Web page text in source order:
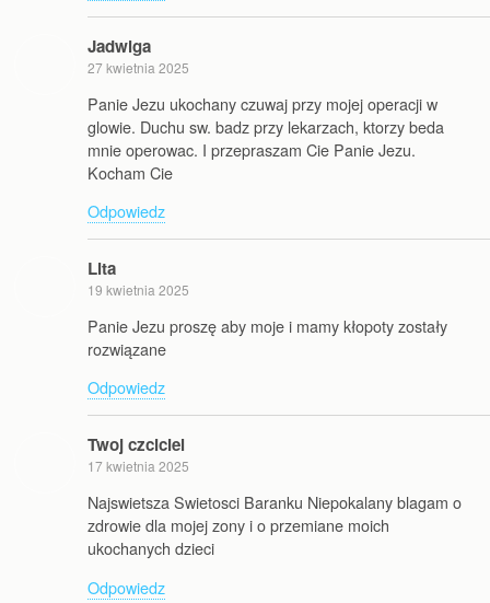
Jadwiga
27 kwietnia 2025
Panie Jezu ukochany czuwaj przy mojej operacji w
glowie. Duchu sw. badz przy lekarzach, ktorzy beda
mnie operowac. I przepraszam Cie Panie Jezu.
Kocham Cie
Odpowiedz
Lita
19 kwietnia 2025
Panie Jezu proszę aby moje i mamy kłopoty zostały
rozwiązane
Odpowiedz
Twoj czciciel
17 kwietnia 2025
Najswietsza Swietosci Baranku Niepokalany blagam o
zdrowie dla mojej zony i o przemiane moich
ukochanych dzieci
Odpowiedz